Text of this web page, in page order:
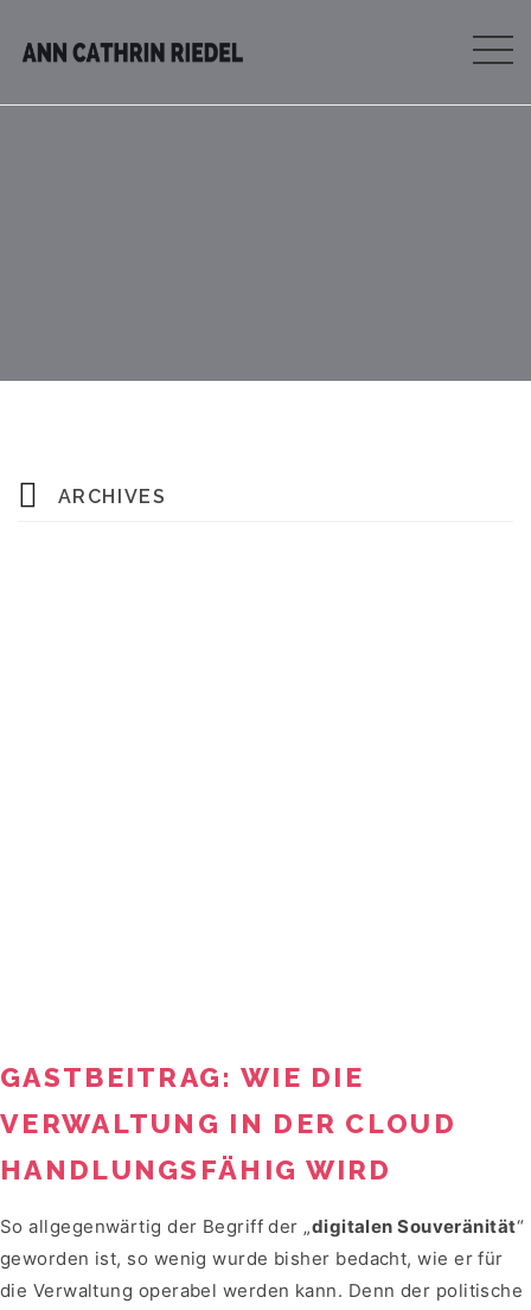
ARCHIVES
GASTBEITRAG: WIE DIE
VERWALTUNG IN DER CLOUD
HANDLUNGSFÄHIG WIRD
So allgegenwärtig der Begriff der „digitalen Souveränität“
geworden ist, so wenig wurde bisher bedacht, wie er für
die Verwaltung operabel werden kann. Denn der politische